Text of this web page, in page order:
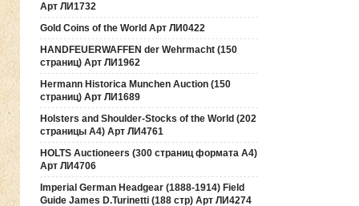
Арт ЛИ1732
Gold Coins of the World Арт ЛИ0422
HANDFEUERWAFFEN der Wehrmacht (150
страниц) Арт ЛИ1962
Hermann Historica Munchen Auction (150
страниц) Арт ЛИ1689
Holsters and Shoulder-Stocks of the World (202
страницы А4) Арт ЛИ4761
HOLTS Auctioneers (300 страниц формата А4)
Арт ЛИ4706
Imperial German Headgear (1888-1914) Field
Guide James D.Turinetti (188 cтр) Арт ЛИ4274